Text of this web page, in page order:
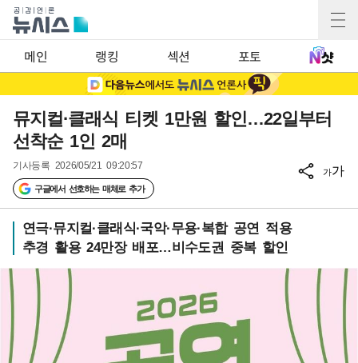
메인 랭킹 섹션 포토
뮤지컬·클래식 티켓 1만원 할인…22일부터
선착순 1인 2매
기사등록 2026/05/21 09:20:57
구글에서 선호하는 매체로 추가
가가
연극·뮤지컬·클래식·국악·무용·복합 공연 적용
추경 활용 24만장 배포…비수도권 중복 할인